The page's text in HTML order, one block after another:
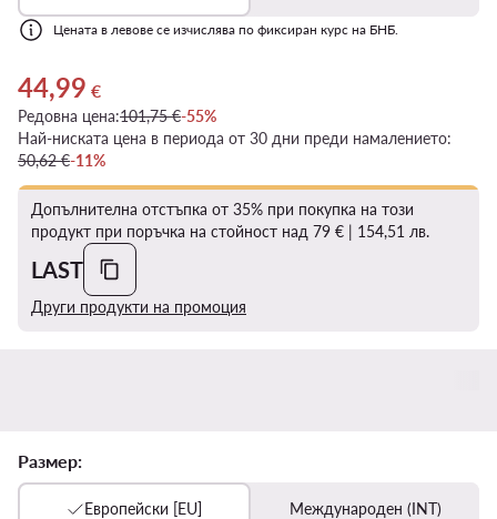
Цената в левове се изчислява по фиксиран курс на БНБ.
Актуална цена 44,99 €
44,99 €
Редовна цена:101,75 €-55%
Най-ниската цена в периода от 30 дни преди намалението:
50,62 €-11%
Допълнителна отстъпка от 35% при покупка на този
продукт при поръчка на стойност над 79 € | 154,51 лв.
LAST
Други продукти на промоция
Размер:
Европейски [EU] Международен (INT)